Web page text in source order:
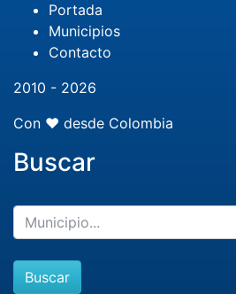
Portada
Municipios
Contacto
2010 - 2026
Con ❤️ desde Colombia
Buscar
Buscar